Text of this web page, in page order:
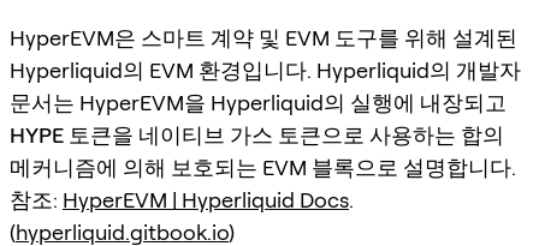
HyperEVM은 스마트 계약 및 EVM 도구를 위해 설계된
Hyperliquid의 EVM 환경입니다. Hyperliquid의 개발자
문서는 HyperEVM을 Hyperliquid의 실행에 내장되고
HYPE 토큰을 네이티브 가스 토큰으로 사용하는 합의
메커니즘에 의해 보호되는 EVM 블록으로 설명합니다.
참조: HyperEVM | Hyperliquid Docs.
(hyperliquid.gitbook.io)